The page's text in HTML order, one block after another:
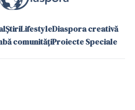
ȘtiriLifestyleDiaspora creativă
comunitățiProiecte Speciale